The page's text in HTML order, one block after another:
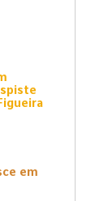
em